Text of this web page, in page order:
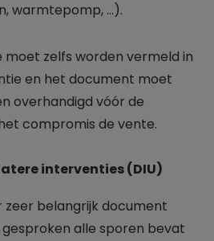
warmtepomp, ...).
zelfs worden vermeld in
en het document moet
overhandigd vóór de
compromis de vente.
interventies (DIU)
zeer belangrijk document
alle sporen bevat